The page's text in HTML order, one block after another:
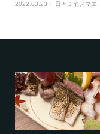
2022.03.23 日々ミヤノマエ